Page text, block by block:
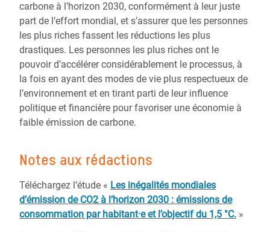
carbone à l’horizon 2030, conformément à leur juste
part de l’effort mondial, et s’assurer que les personnes
les plus riches fassent les réductions les plus
drastiques. Les personnes les plus riches ont le
pouvoir d’accélérer considérablement le processus, à
la fois en ayant des modes de vie plus respectueux de
l’environnement et en tirant parti de leur influence
politique et financière pour favoriser une économie à
faible émission de carbone.
Notes aux rédactions
Téléchargez l’étude « Les inégalités mondiales
d’émission de CO2 à l’horizon 2030 : émissions de
consommation par habitant·e et l’objectif du 1,5 °C. »